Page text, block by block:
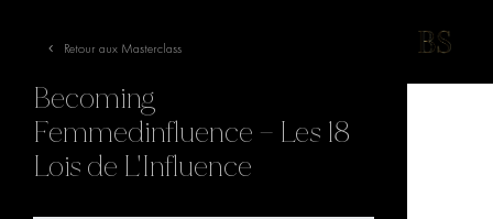
Retour aux Masterclass
Becoming
Femmedinfluence — Les 18
Lois de L'Influence